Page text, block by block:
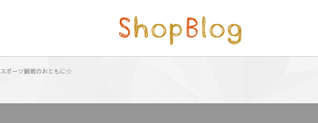
スポーツ観戦のおともに☆